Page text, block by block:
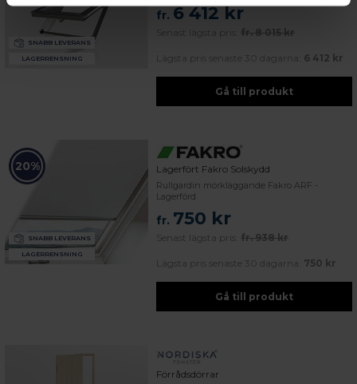
SNABB LEVERANS
LAGERRENSNING
fr. 6 412 kr
fr.8 015 kr
Lägsta pris senaste 30 dagarna: 6 412 kr
Gå till produkt
20%
SNABB LEVERANS
LAGERRENSNING
Lagerfört Fakro Solskydd
Rullgardin mörkläggande Fakro ARF -
Lagerförd
fr. 750 kr
Senast lägsta pris: fr.938 kr
Lägsta pris senaste 30 dagarna: 750 kr
Gå till produkt
Förrådsdörrar